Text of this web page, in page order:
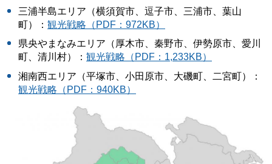
三浦半島エリア（横須賀市、逗子市、三浦市、葉山
町）： 観光戦略（PDF：972KB）
県央やまなみエリア（厚木市、秦野市、伊勢原市、愛川
町、清川村）： 観光戦略（PDF：1,233KB）
湘南西エリア（平塚市、小田原市、大磯町、二宮町）：
観光戦略（PDF：940KB）